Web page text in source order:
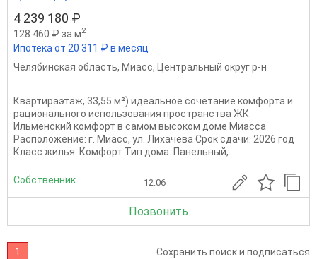
4 239 180 ₽
128 460 ₽ за м2
Ипотека от 20 311 ₽ в месяц
Челябинская область, Миасс, Центральный округ р-н
Квартираэтаж, 33,55 м²) идеальное сочетание комфорта и
рационального использования пространства ЖК
Ильменский комфорт в самом высоком доме Миасса
Расположение: г. Миасс, ул. Лихачёва Срок сдачи: 2026 год
Класс жилья: Комфорт Тип дома: Панельный,...
Собственник 12.06
Позвонить
1 Сохранить поиск и подписаться